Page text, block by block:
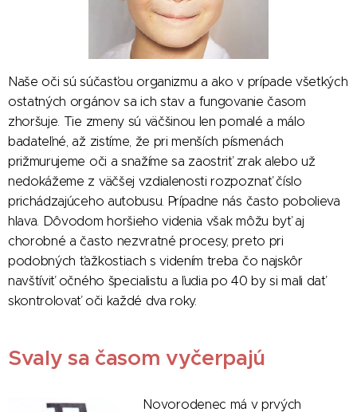
Naše oči sú súčasťou organizmu a ako v prípade všetkých
ostatných orgánov sa ich stav a fungovanie časom
zhoršuje. Tie zmeny sú väčšinou len pomalé a málo
badateľné, až zistíme, že pri menších písmenách
prižmurujeme oči a snažíme sa zaostriť zrak alebo už
nedokážeme z väčšej vzdialenosti rozpoznať číslo
prichádzajúceho autobusu. Prípadne nás často pobolieva
hlava. Dôvodom horšieho videnia však môžu byť aj
chorobné a často nezvratné procesy, preto pri
podobných ťažkostiach s videním treba čo najskôr
navštíviť očného špecialistu a ľudia po 40 by si mali dať
skontrolovať oči každé dva roky.
Svaly sa časom vyčerpajú
Novorodenec má v prvých